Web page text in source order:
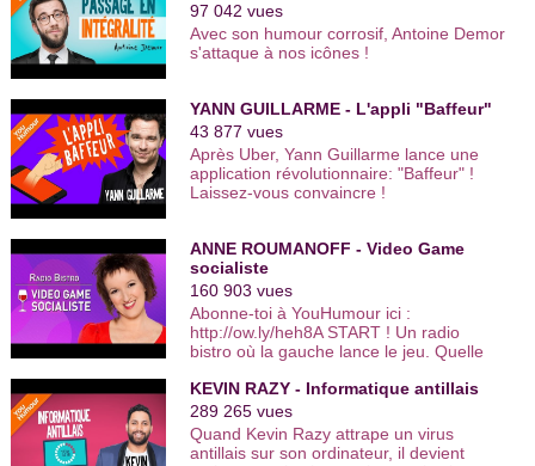
97 042 vues
Avec son humour corrosif, Antoine Demor
s'attaque à nos icônes !
YANN GUILLARME - L'appli "Baffeur"
43 877 vues
Après Uber, Yann Guillarme lance une
application révolutionnaire: "Baffeur" !
Laissez-vous convaincre !
ANNE ROUMANOFF - Video Game
socialiste
160 903 vues
Abonne-toi à YouHumour ici :
http://ow.ly/heh8A START ! Un radio
bistro où la gauche lance le jeu. Quelle
Roumanoff est actuellement en tournée
dans toute la France, en Suisse et en
Belgique pour son spectacle Aimons-
nous les uns les autres, et plus encore
KEVIN RAZY - Informatique antillais
289 265 vues
Quand Kevin Razy attrape un virus
antillais sur son ordinateur, il devient